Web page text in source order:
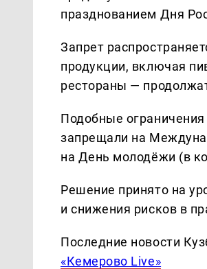
празднованием Дня
Запрет
продукции, включая
рестораны —
Подобные
запрещали на
на День молодёжи (в
Решение принято на
и снижения рисков в
Последние новости
«Кемерово Live»